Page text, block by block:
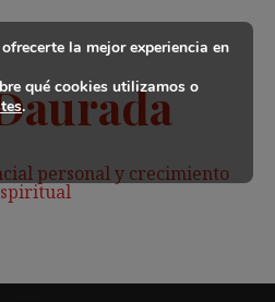
personal y crecimiento
la mejor experiencia en
qué cookies utilizamos o
.